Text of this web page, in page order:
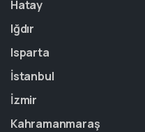
Hatay
Iğdır
Isparta
İstanbul
İzmir
Kahramanmaraş